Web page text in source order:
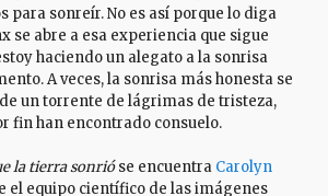
para sonreír. No es así porque lo diga
se abre a esa experiencia que sigue
haciendo un alegato a la sonrisa
A veces, la sonrisa más honesta se
un torrente de lágrimas de tristeza,
fin han encontrado consuelo.
la tierra sonrióse encuentra Carolyn
el equipo científico de las imágenes